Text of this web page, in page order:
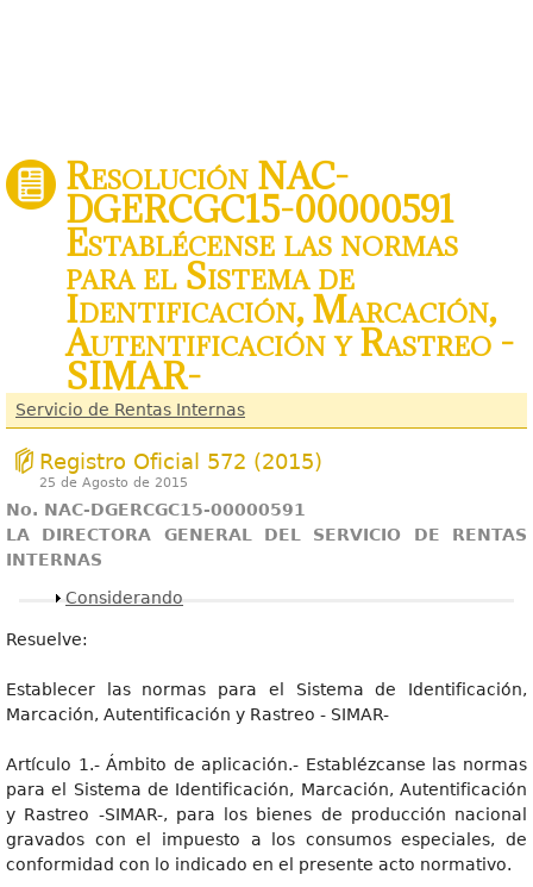
Resolución NAC-
DGERCGC15-00000591
Establécense las normas
para el Sistema de
Identificación, Marcación,
Autentificación y Rastreo -
SIMAR-
Servicio de Rentas Internas
Registro Oficial 572 (2015)
25 de Agosto de 2015
No. NAC-DGERCGC15-00000591
LA DIRECTORA GENERAL DEL SERVICIO DE RENTAS
INTERNAS
Mostrar
Considerando
Resuelve:
Establecer las normas para el Sistema de Identificación,
Marcación, Autentificación y Rastreo - SIMAR-
Artículo 1.- Ámbito de aplicación.- Establézcanse las normas
para el Sistema de Identificación, Marcación, Autentificación
y Rastreo -SIMAR-, para los bienes de producción nacional
gravados con el impuesto a los consumos especiales, de
conformidad con lo indicado en el presente acto normativo.